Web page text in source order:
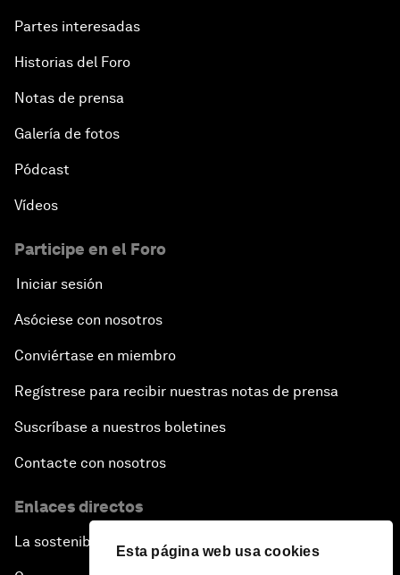
Esta página web usa cookies
Partes interesadas
Historias del Foro
Notas de prensa
Galería de fotos
Pódcast
Vídeos
Participe en el Foro
Iniciar sesión
Asóciese con nosotros
Conviértase en miembro
Regístrese para recibir nuestras notas de prensa
Suscríbase a nuestros boletines
Contacte con nosotros
Enlaces directos
La sostenibilidad en el Foro